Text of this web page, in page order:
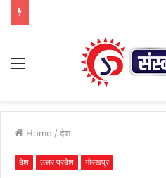
Menu
Home / देश
देश उत्तर प्रदेश गोरखपुर